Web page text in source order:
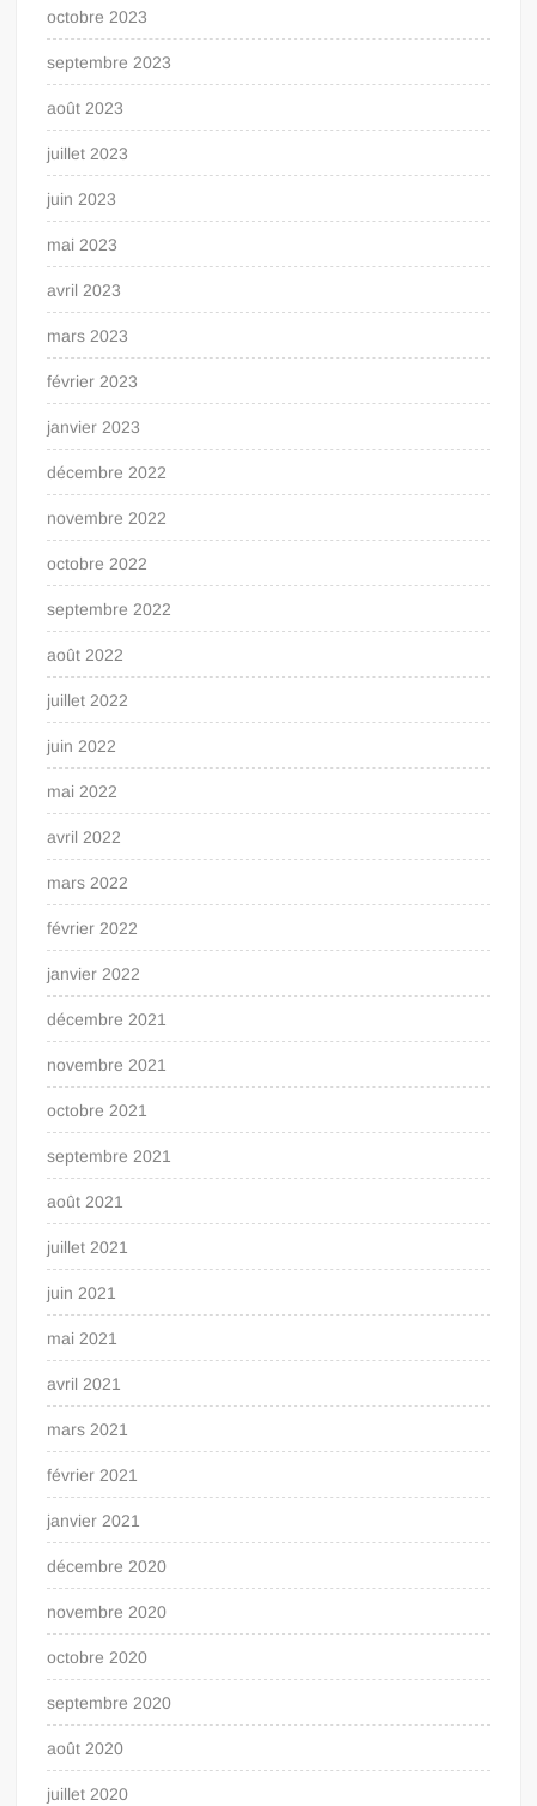
octobre 2023
septembre 2023
août 2023
juillet 2023
juin 2023
mai 2023
avril 2023
mars 2023
février 2023
janvier 2023
décembre 2022
novembre 2022
octobre 2022
septembre 2022
août 2022
juillet 2022
juin 2022
mai 2022
avril 2022
mars 2022
février 2022
janvier 2022
décembre 2021
novembre 2021
octobre 2021
septembre 2021
août 2021
juillet 2021
juin 2021
mai 2021
avril 2021
mars 2021
février 2021
janvier 2021
décembre 2020
novembre 2020
octobre 2020
septembre 2020
août 2020
juillet 2020